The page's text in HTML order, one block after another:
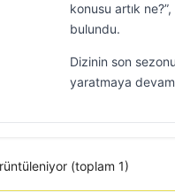
konusu artık
bulundu.
Dizinin son
yaratmaya
(toplam 1)